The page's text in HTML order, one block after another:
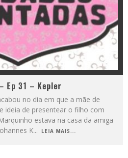
Ep 31 – Kepler
no dia em que a mãe de
ideia de presentear o filho com
estava na casa da amiga
K... LEIA MAIS...